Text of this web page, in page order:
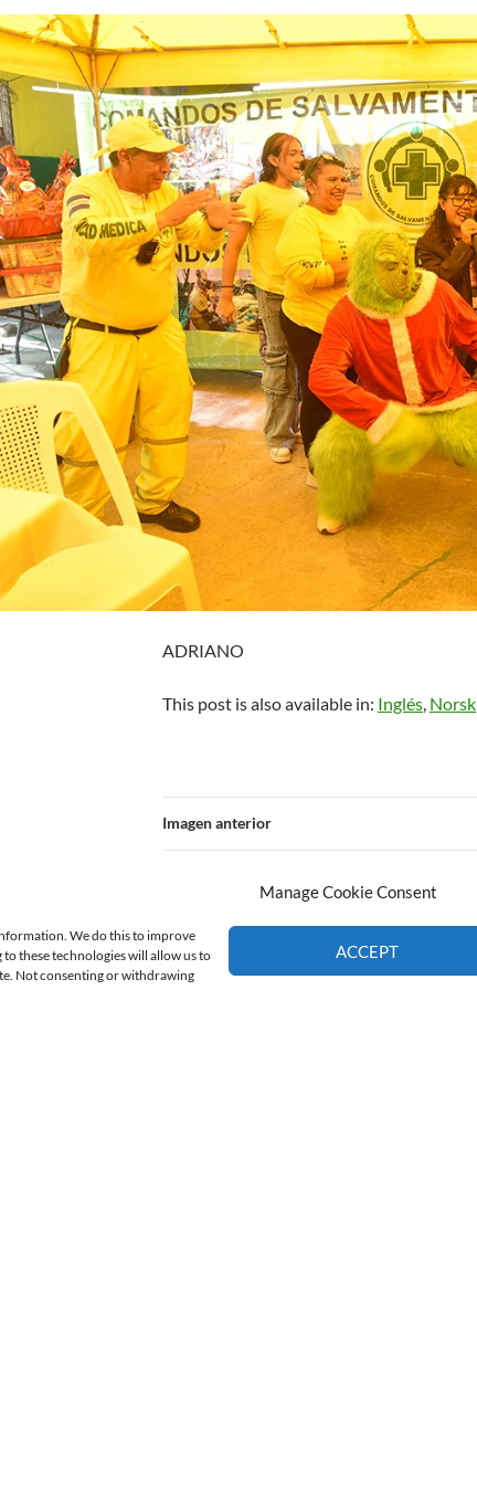
Manage Cookie Consent
We do this to improve
these technologies will allow us to
Not consenting or withdrawing
ACCEPT
ADRIANO
This post is also available in: Inglés Norsk
Imagen anterior